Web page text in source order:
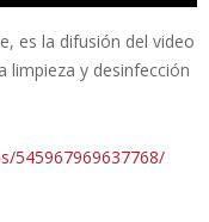
es la difusión del video
limpieza y desinfección
545967969637768/